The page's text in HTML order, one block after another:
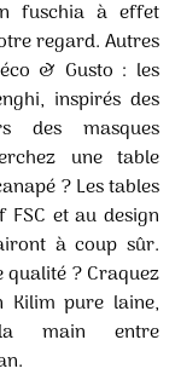
fuschia à effet
regard. Autres
& Gusto : les
inspirés des
des masques
une table
? Les tables
FSC et au design
à coup sûr.
qualité ? Craquez
Kilim pure laine,
main entre